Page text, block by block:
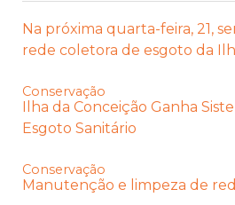
Na próxima quarta-feira, 21,
rede coletora de esgoto da
Conservação
Ilha da Conceição Ganha
Esgoto Sanitário
Conservação
Manutenção e limpeza de